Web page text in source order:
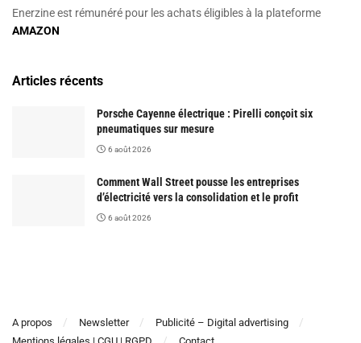
Enerzine est rémunéré pour les achats éligibles à la plateforme
AMAZON
Articles récents
Porsche Cayenne électrique : Pirelli conçoit six
pneumatiques sur mesure
6 août 2026
Comment Wall Street pousse les entreprises
d’électricité vers la consolidation et le profit
6 août 2026
A propos Newsletter
Publicité – Digital advertising